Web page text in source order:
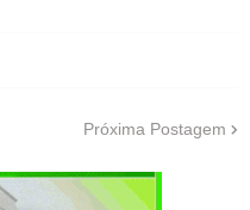
Próxima Postagem